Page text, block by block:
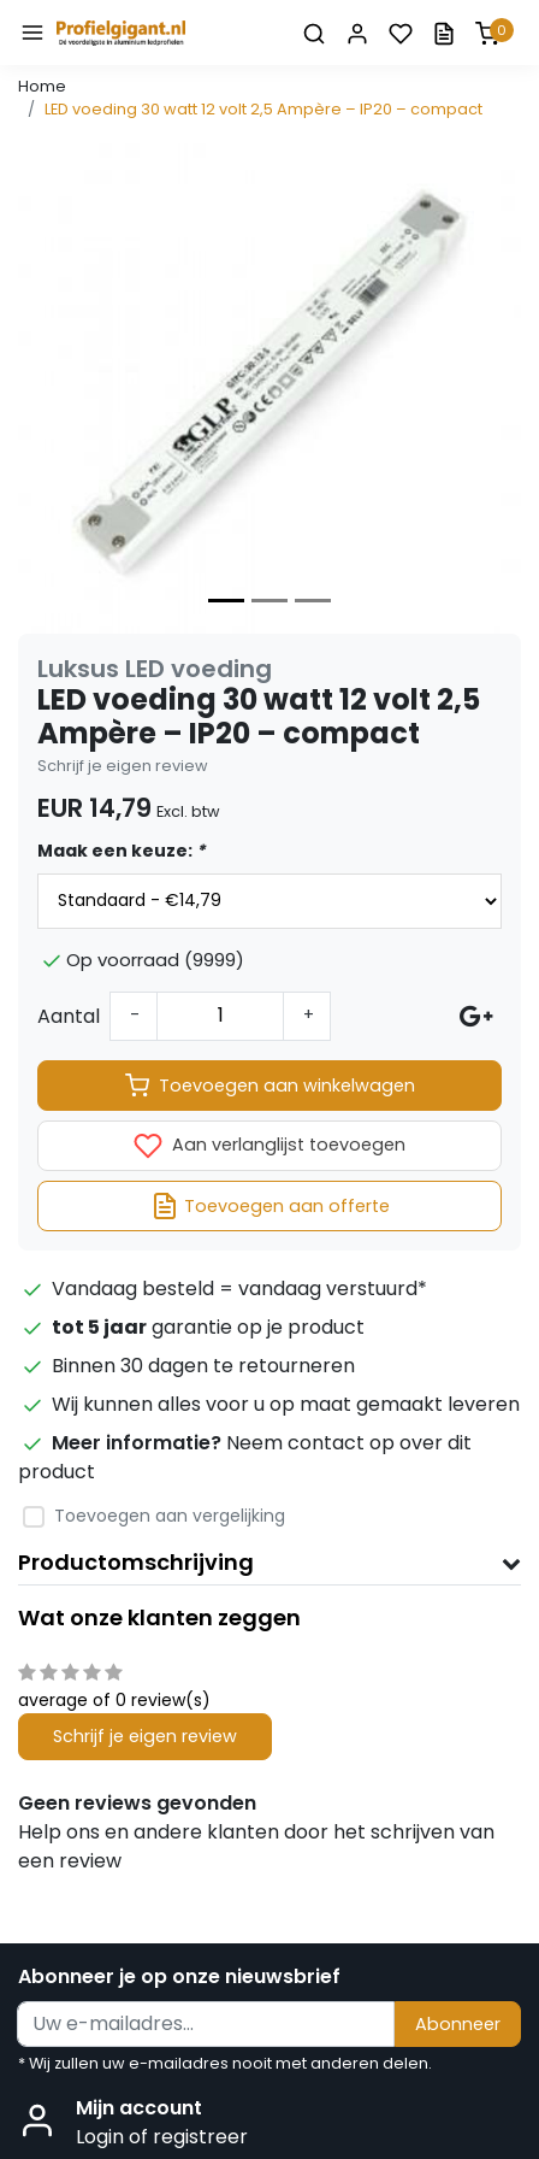
0
Home
LED voeding 30 watt 12 volt 2,5 Ampère – IP20 – compact
Luksus LED voeding
LED voeding 30 watt 12 volt 2,5
Ampère – IP20 – compact
Schrijf je eigen review
EUR 14,79 Excl. btw
Maak een keuze: *
Op voorraad (9999)
Aantal - +
Toevoegen aan winkelwagen
Aan verlanglijst toevoegen
Toevoegen aan offerte
Vandaag besteld = vandaag verstuurd*
tot 5 jaargarantie op je product
Binnen 30 dagen te retourneren
Wij kunnen alles voor u op maat gemaakt leveren
Meer informatie? Neem contact op over dit
product
Toevoegen aan vergelijking
Productomschrijving
Wat onze klanten zeggen
average of 0 review(s)
Schrijf je eigen review
Geen reviews gevonden
Help ons en andere klanten door het schrijven van
een review
Abonneer je op onze nieuwsbrief
Abonneer
* Wij zullen uw e-mailadres nooit met anderen delen.
Mijn account
Login of registreer